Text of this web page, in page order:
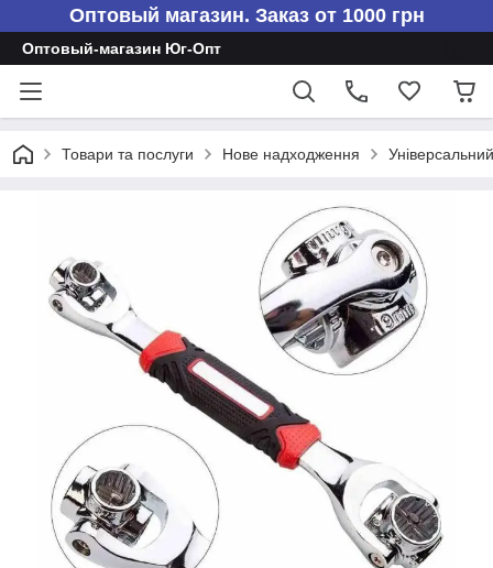
Оптовый магазин. Заказ от 1000 грн
Оптовый-магазин Юг-Опт
Товари та послуги Нове надходження